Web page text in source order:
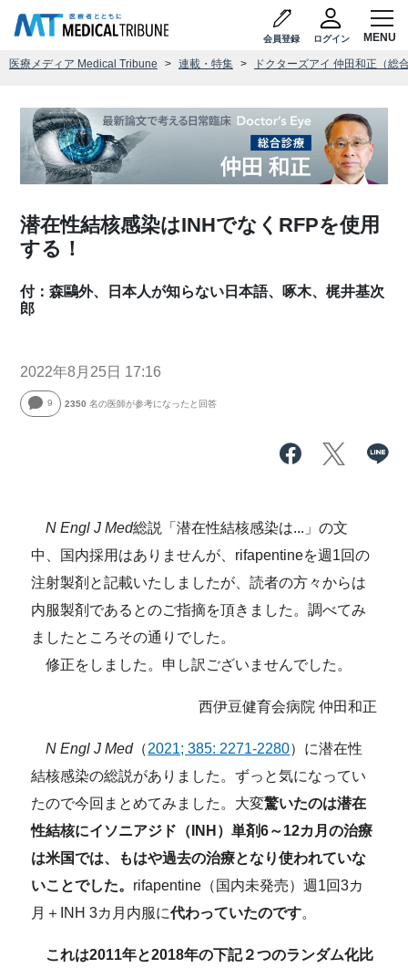
会員登録 ログイン
医療メディア Medical Tribune 連載・特集 ドクターズアイ 仲田和正（総
潜在性結核感染はINHでなくRFPを使用
する！
付：森鷗外、日本人が知らない日本語、啄木、梶井基次
郎
2022年8月25日 17:16
9 2350 名の医師が参考になったと回答
N Engl J Med総説「潜在性結核感染は...」の文
中、国内採用はありませんが、rifapentineを週1回の
注射製剤と記載いたしましたが、読者の方々からは
内服製剤であるとのご指摘を頂きました。調べてみ
ましたところその通りでした。
修正をしました。申し訳ございませんでした。
西伊豆健育会病院 仲田和正
N Engl J Med（2021; 385: 2271-2280）に潜在性
結核感染の総説がありました。ずっと気になってい
たので今回まとめてみました。大変驚いたのは潜在
性結核にイソニアジド（INH）単剤6～12カ月の治療
は米国では、もはや過去の治療となり使われていな
いことでした。 rifapentine（国内未発売）週1回3カ
月＋INH 3カ月内服に代わっていたのです。
これは2011年と2018年の下記２つのランダム化比